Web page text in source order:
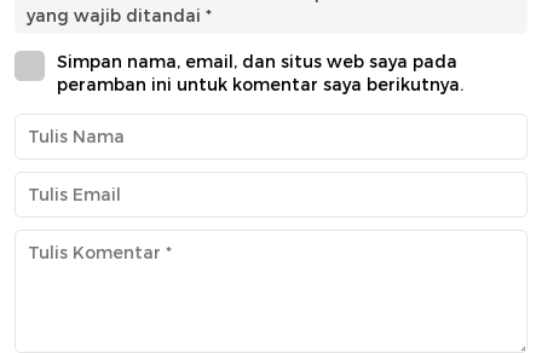
yang wajib ditandai *
Simpan nama, email, dan situs web saya pada
peramban ini untuk komentar saya berikutnya.